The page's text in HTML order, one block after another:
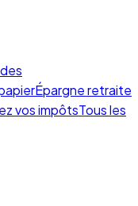
Épargne retraite
vos impôtsTous les